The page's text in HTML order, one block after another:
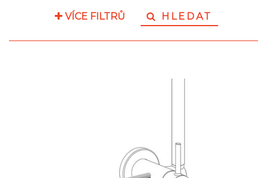
VÍCE FILTRŮ HLEDAT